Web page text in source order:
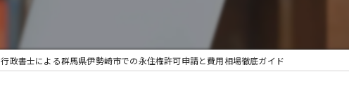
行政書士による群馬県伊勢崎市での永住権許可申請と費用相場徹底ガイド